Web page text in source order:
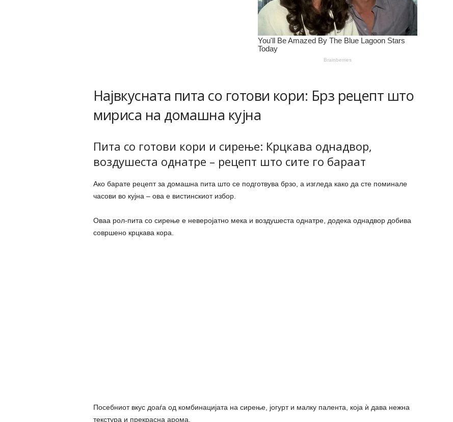
Највкусната пита со готови кори: Брз рецепт што
мириса на домашна кујна
Пита со готови кори и сирење: Крцкава однадвор,
воздушеста однатре – рецепт што сите го бараат
Ако барате рецепт за домашна пита што се подготвува брзо, а изгледа како да сте поминале
часови во кујна – ова е вистинскиот избор.
Оваа рол-пита со сирење е неверојатно мека и воздушеста однатре, додека однадвор добива
совршено крцкава кора.
Посебниот вкус доаѓа од комбинацијата на сирење, јогурт и малку палента, која ѝ дава нежна
текстура и прекрасна арома.